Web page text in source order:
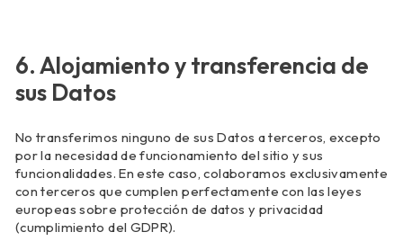
6. Alojamiento y transferencia de
sus Datos
No transferimos ninguno de sus Datos a terceros, excepto
por la necesidad de funcionamiento del sitio y sus
funcionalidades. En este caso, colaboramos exclusivamente
con terceros que cumplen perfectamente con las leyes
europeas sobre protección de datos y privacidad
(cumplimiento del GDPR).